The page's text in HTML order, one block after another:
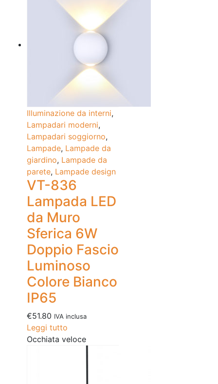
Illuminazione da interni,
Lampadari moderni,
Lampadari soggiorno,
Lampade, Lampade da
giardino, Lampade da
parete, Lampade design
VT-836
Lampada LED
da Muro
Sferica 6W
Doppio Fascio
Luminoso
Colore Bianco
IP65
€51.80 IVA inclusa
Leggi tutto
Occhiata veloce